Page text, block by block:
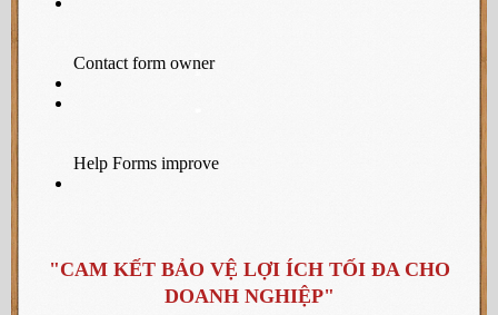
"CAM KẾT BẢO VỆ LỢI ÍCH TỐI ĐA CHO
DOANH NGHIỆP"